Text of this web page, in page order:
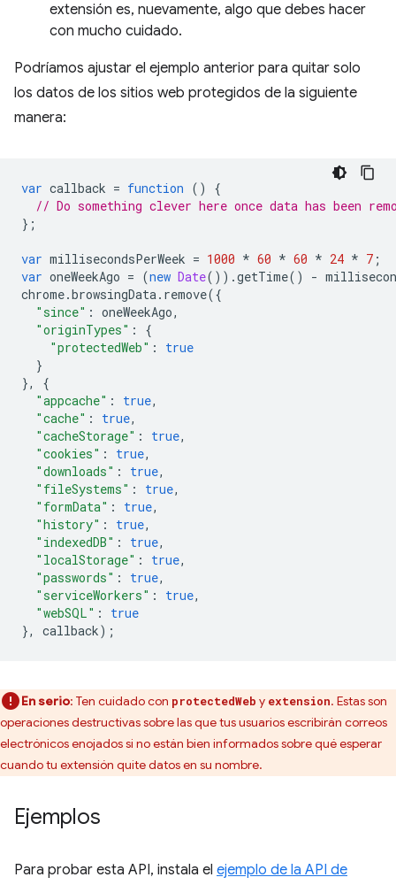
extensión es, nuevamente, algo que debes hacer
con mucho cuidado.
Podríamos ajustar el ejemplo anterior para quitar solo
los datos de los sitios web protegidos de la siguiente
manera:
var callback = function ()
{
// Do something clever here once data has been
};
var millisecondsPerWeek = 1000 * 60 * 60 * 24 * 7 ;
var oneWeekAgo = (new Date()).getTime() -
chrome.browsingData. remove({
"since" : oneWeekAgo,
"originTypes" :
{
"protectedWeb" :
true
}
},
{
"appcache" : true,
"cache" : true,
"cacheStorage" : true,
"cookies" : true,
"downloads" : true,
"fileSystems" : true,
"formData" : true,
"history" : true,
"indexedDB" : true,
"localStorage" : true,
"passwords" : true,
"serviceWorkers" : true,
"webSQL" :
true
},
callback);
En serio: Ten cuidado con protectedWeb y extension. Estas son
operaciones destructivas sobre las que tus usuarios escribirán correos
electrónicos enojados si no están bien informados sobre qué esperar
cuando tu extensión quite datos en su nombre.
Ejemplos
Para probar esta API, instala el ejemplo de la API de